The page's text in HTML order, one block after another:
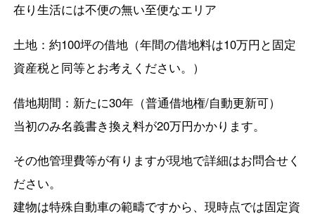
在り生活には不便の無い至便なエリア
土地：約100坪の借地（年間の借地料は10万円と固定
資産税と同等とお考えください。）
借地期間：新たに30年（普通借地権/自動更新可）
当初のみ名義書き換え料が20万円かかります。
その他管理費等が有りますが現地で詳細はお問合せく
ださい。
建物は特殊自動車の範疇ですから、現時点では固定資